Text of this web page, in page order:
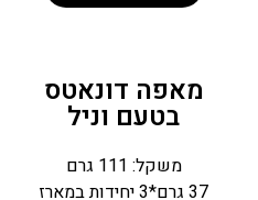
מאפה דונאטס
בטעם וניל
משקל: 111 גרם